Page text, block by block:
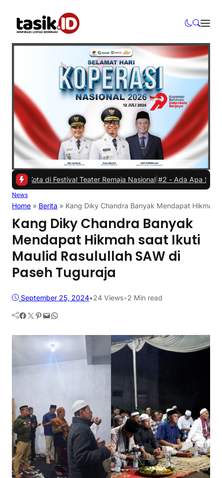
di Festival Teater Remaja Nasional|#2 -Ada Apa Sule di
News
Home » Berita » Kang Diky Chandra Banyak Mendapat Hikmah
Kang Diky Chandra Banyak
Mendapat Hikmah saat Ikuti
Maulid Rasulullah SAW di
Paseh Tuguraja
September 25, 2024•24 Views•2 Min read
Facebook Twitter Pinterest Mail WhatsApp